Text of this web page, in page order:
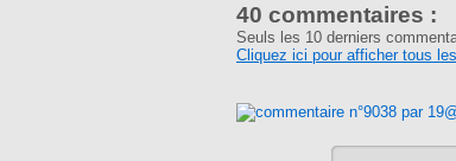
40 commentaires :
Seuls les 10 derniers
Cliquez ici pour afficher tous